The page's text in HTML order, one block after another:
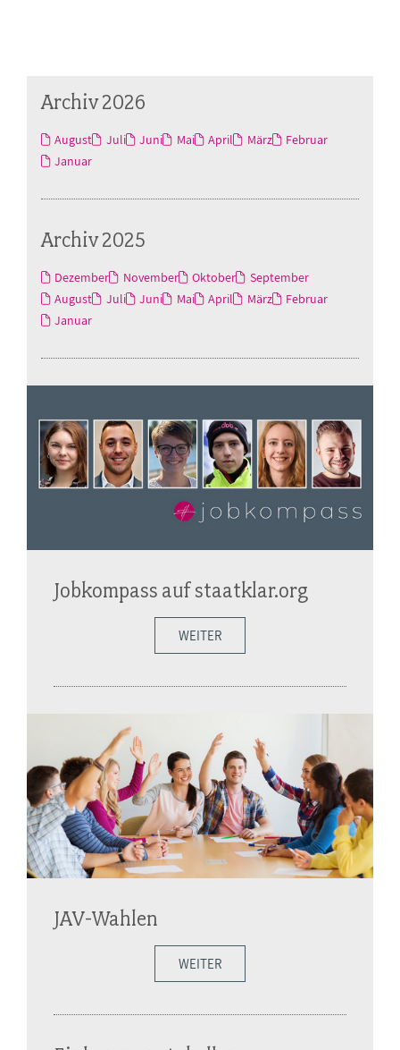
Archiv 2026
August Juli Juni Mai April März
Februar
Januar
Archiv 2025
Dezember November Oktober
September
August
Juli Juni Mai April März
Februar
Januar
Jobkompass auf staatklar.org
WEITER
JAV-Wahlen
WEITER